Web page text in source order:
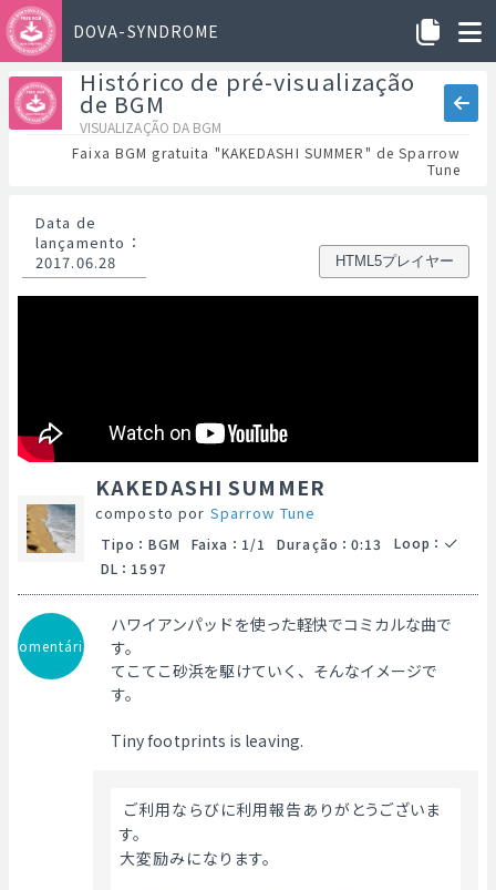
DOVA-SYNDROME
Histórico de pré-visualização
de BGM
VISUALIZAÇÃO DA BGM
Faixa BGM gratuita "KAKEDASHI SUMMER" de Sparrow
Tune
Data de
lançamento ：
2017.06.28
HTML5プレイヤー
KAKEDASHI SUMMER
composto por Sparrow Tune
Tipo ： BGM Faixa ： 1/1 Duração ： 0:13 Loop ：
DL ： 1597
Comentário
ハワイアンパッドを使った軽快でコミカルな曲で
す。
てこてこ砂浜を駆けていく、そんなイメージで
す。
Tiny footprints is leaving.
す。
大変励みになります。